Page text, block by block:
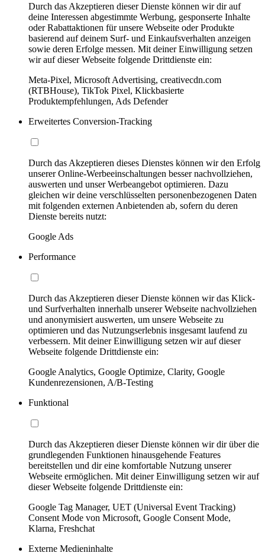
Durch das Akzeptieren dieser Dienste können wir dir auf
deine Interessen abgestimmte Werbung, gesponserte Inhalte
oder Rabattaktionen für unsere Webseite oder Produkte
basierend auf deinem Surf- und Einkaufsverhalten anzeigen
sowie deren Erfolge messen. Mit deiner Einwilligung setzen
wir auf dieser Webseite folgende Drittdienste ein:
Meta-Pixel, Microsoft Advertising, creativecdn.com
(RTBHouse), TikTok Pixel, Klickbasierte
Produktempfehlungen, Ads Defender
Erweitertes Conversion-Tracking
Durch das Akzeptieren dieses Dienstes können wir den Erfolg
unserer Online-Werbeeinschaltungen besser nachvollziehen,
auswerten und unser Werbeangebot optimieren. Dazu
gleichen wir deine verschlüsselten personenbezogenen Daten
mit folgenden externen Anbietenden ab, sofern du deren
Dienste bereits nutzt:
Google Ads
Performance
Durch das Akzeptieren dieser Dienste können wir das Klick-
und Surfverhalten innerhalb unserer Webseite nachvollziehen
und anonymisiert auswerten, um unsere Webseite zu
optimieren und das Nutzungserlebnis insgesamt laufend zu
verbessern. Mit deiner Einwilligung setzen wir auf dieser
Webseite folgende Drittdienste ein:
Google Analytics, Google Optimize, Clarity, Google
Kundenrezensionen, A/B-Testing
Funktional
Durch das Akzeptieren dieser Dienste können wir dir über die
grundlegenden Funktionen hinausgehende Features
bereitstellen und dir eine komfortable Nutzung unserer
Webseite ermöglichen. Mit deiner Einwilligung setzen wir auf
dieser Webseite folgende Drittdienste ein:
Google Tag Manager, UET (Universal Event Tracking)
Consent Mode von Microsoft, Google Consent Mode,
Klarna, Freshchat
Externe Medieninhalte